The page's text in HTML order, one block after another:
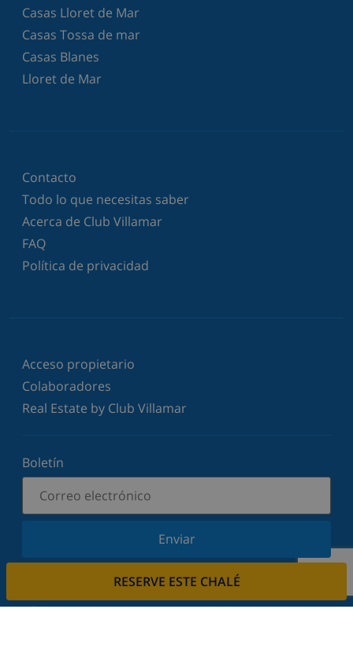
RESERVE ESTE CHALÉ
Casas Lloret de Mar
Casas Tossa de mar
Casas Blanes
Lloret de Mar
Contacto
Todo lo que necesitas saber
Acerca de Club Villamar
FAQ
Política de privacidad
Acceso propietario
Colaboradores
Real Estate by Club Villamar
Boletín
Enviar
Suscríbase a nuestro boletín y manténgase
ofertas. Respetamos su privacidad.